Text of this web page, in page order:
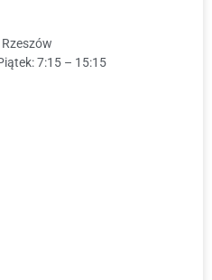
7:15 – 15:15